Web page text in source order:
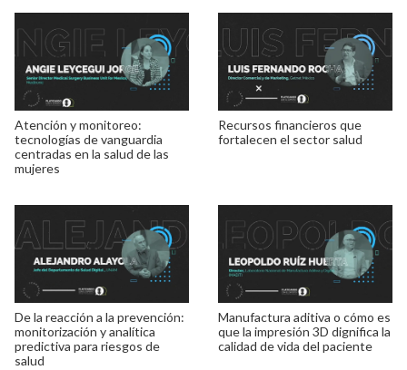
Atención y monitoreo:
tecnologías de vanguardia
centradas en la salud de las
mujeres
Recursos financieros que
fortalecen el sector salud
De la reacción a la prevención:
monitorización y analítica
predictiva para riesgos de
salud
Manufactura aditiva o cómo es
que la impresión 3D dignifica la
calidad de vida del paciente